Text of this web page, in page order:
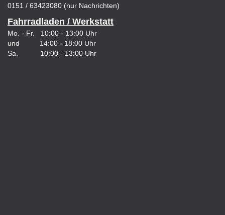
0151 / 63423080 (nur Nachrichten)
Fahrradladen / Werkstatt
Mo. - Fr. 10:00 - 13:00 Uhr
und 14:00 - 18:00 Uhr
Sa. 10:00 - 13:00 Uhr